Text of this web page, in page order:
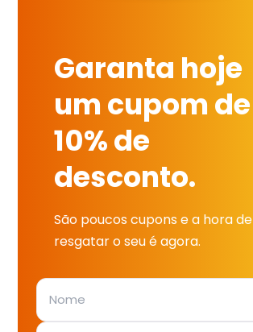
Garanta hoje
um cupom de
10% de
desconto.
São poucos cupons e a hora de
resgatar o seu é agora.